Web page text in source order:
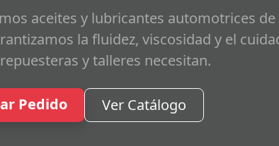
aceites y lubricantes automotrices de
la fluidez, viscosidad y el
y talleres necesitan.
Pedido Ver Catálogo